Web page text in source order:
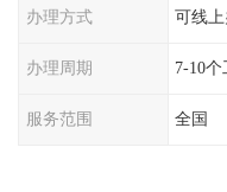
办理方式 可线
办理周期 7-10个
服务范围 全国